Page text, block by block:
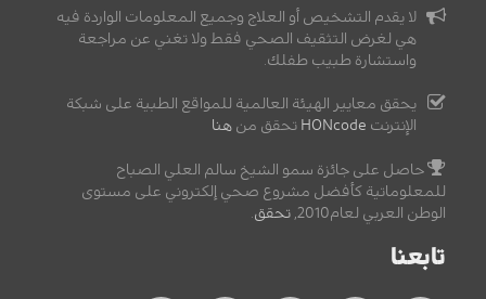
لا يقدم التشخيص أو العلاج وجميع المعلومات الواردة فيه
هي لغرض التثقيف الصحي فقط ولا تغني عن مراجعة
واستشارة طبيب طفلك.
يحقق معايير الهيئة العالمية للمواقع الطبية على شبكة
الإنترنت HONcode تحقق من هنا
حاصل على جائزة سمو الشيخ سالم العلي الصباح
للمعلوماتية كأفضل مشروع صحي إلكتروني على مستوى
الوطن العربي لعام2010,
تحقق
تابعنا